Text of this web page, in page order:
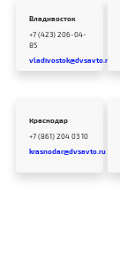
Владивосток
+7 (423) 206-04-
85
vladivostok@dvsavto.ru
Краснодар
+7 (861) 204 03 10
krasnodar@dvsavto.ru